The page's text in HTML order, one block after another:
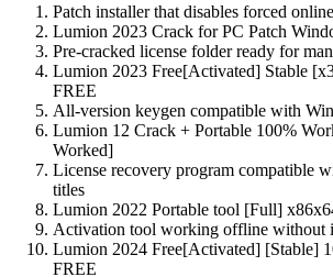
Patch installer that disables forced
Lumion 2023 Crack for PC Patch
Pre-cracked license folder ready for
Lumion 2023 Free[Activated] Stable
FREE
All-version keygen compatible with
Lumion 12 Crack + Portable 100%
Worked]
License recovery program compatible
titles
Lumion 2022 Portable tool [Full]
Activation tool working offline without
Lumion 2024 Free[Activated] [Stable]
FREE